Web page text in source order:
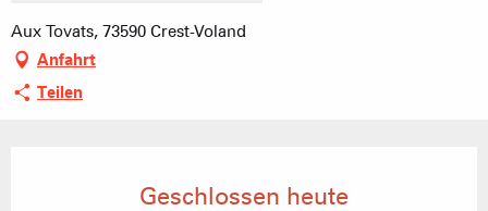
Aux Tovats, 73590 Crest-Voland
Anfahrt
Teilen
Geschlossen heute